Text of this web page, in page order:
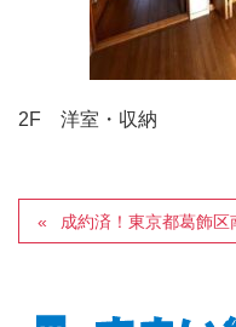
2F 洋室・収納
成約済！東京都葛飾